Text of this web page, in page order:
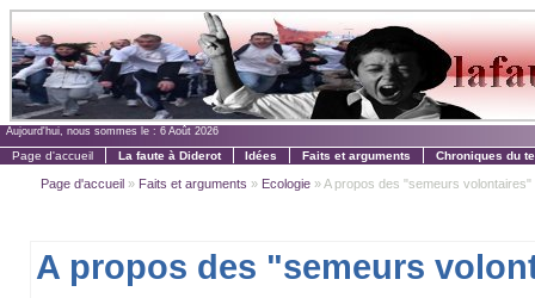
Aujourd'hui, nous sommes le : 6 Août 2026
Page d'accueil La faute à Diderot Idées Faits et arguments Chroniques du
Page d'accueil » Faits et arguments » Ecologie » A propos des "semeurs volontaires"
A propos des "semeurs